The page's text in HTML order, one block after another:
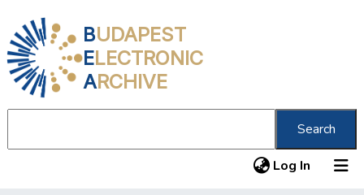
BUDAPEST
ELECTRONIC
ARCHIVE
Search
Log In (current)